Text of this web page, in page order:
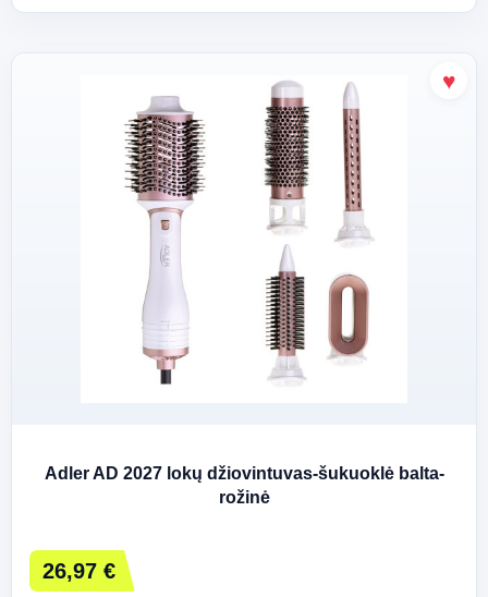
Adler AD 2027 lokų džiovintuvas-šukuoklė balta-
rožinė
26,97 €